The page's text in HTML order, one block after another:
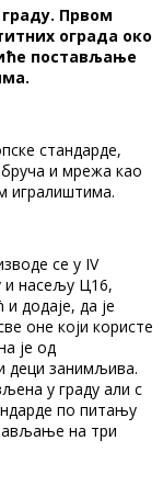
Првом
ограда око
постављање
стандарде,
и мрежа као
игралиштима.
се у IV
и насељу Ц16,
додаје, да је
оне који користе
је од
деци занимљива.
у граду али с
по питању
на три